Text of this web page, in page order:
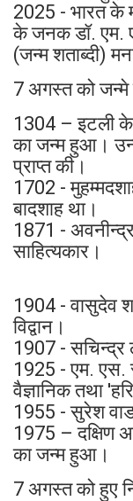
2025 - भारत के
के जनक डॉ. एम.
(जन्म शताब्दी)
7 अगस्त को जन्मे
1304 – इटली
का जन्म हुआ।
प्राप्त की।
1702 -
बादशाह था।
1871 -
साहित्यकार।
1904 - वासुदेव
विद्वान।
1907 - सचिन्द्र
1925 - एम. एस.
वैज्ञानिक तथा
1955 - सुरेश
1975 – दक्षिण
का जन्म हुआ।
7 अगस्त को हुए